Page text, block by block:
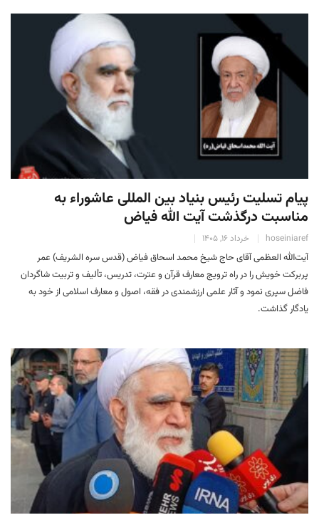
پیام تسلیت رئیس بنیاد بین المللی عاشوراء به
مناسبت درگذشت آیت الله فیاض
hoseiniaref خرداد 16, 1405
آیت‌الله العظمی آقای حاج شیخ محمد اسحاق فیاض (قدس سره الشریف) عمر
پربرکت خویش را در راه ترویج معارف قرآن و عترت، تدریس، تألیف و تربیت شاگردان
فاضل سپری نمود و آثار علمی ارزشمندی در فقه، اصول و معارف اسلامی از خود به
یادگار گذاشت.